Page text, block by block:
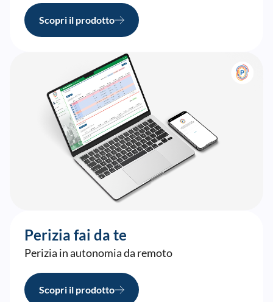
Scopri il prodotto
Perizia fai da te
Perizia in autonomia da remoto
Scopri il prodotto